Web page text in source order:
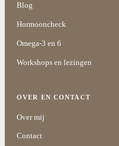
Blog
Hormooncheck
Omega-3 en 6
Workshops en lezingen
OVER EN CONTACT
Over mij
Contact